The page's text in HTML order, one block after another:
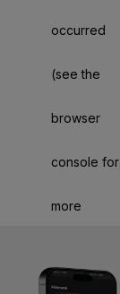
occurred
(see the
browser
console for
more